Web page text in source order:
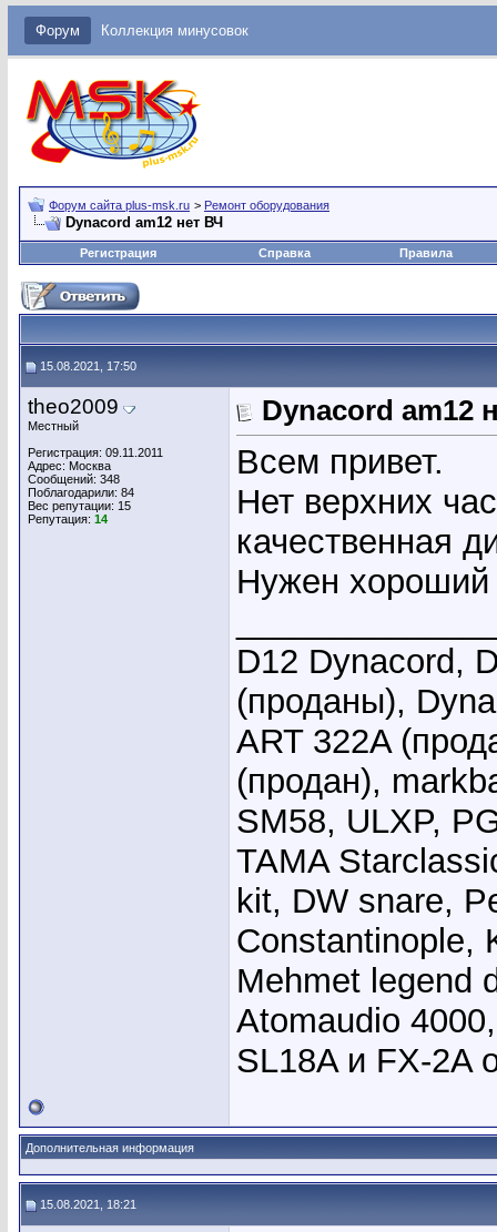
Форум Коллекция минусовок
Форум сайта plus-msk.ru > Ремонт оборудования
Dynacord am12 нет ВЧ
Регистрация Справка Правила
15.08.2021, 17:50
theo2009
Местный
Регистрация: 09.11.2011
Адрес: Москва
Сообщений: 348
Поблагодарили: 84
Вес репутации: 15
Репутация: 14
Dynacord am12
Всем привет.
Нет верхних
качественная
Нужен хороший
D12 Dynacord,
(проданы),
ART 322A
(продан),
SM58, ULXP,
TAMA
kit, DW snare,
Constantinople,
Mehmet legend
Atomaudio
SL18A и FX-2A
Дополнительная информация
15.08.2021, 18:21